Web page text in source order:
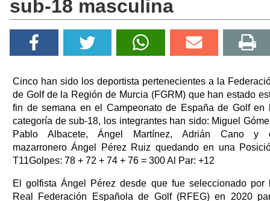
sub-18 masculina
Cinco han sido los deportista pertenecientes a la
de Golf de la Región de Murcia (FGRM) que han estado
fin de semana en el Campeonato de España de Golf en
categoría de sub-18, los integrantes han sido: Miguel
Pablo Albacete, Ángel Martínez, Adrián Cano y
mazarronero Ángel Pérez Ruiz quedando en una
T11Golpes: 78 + 72 + 74 + 76 = 300 Al Par: +12
El golfista Ángel Pérez desde que fue seleccionado por
Real Federación Española de Golf (RFEG) en 2020